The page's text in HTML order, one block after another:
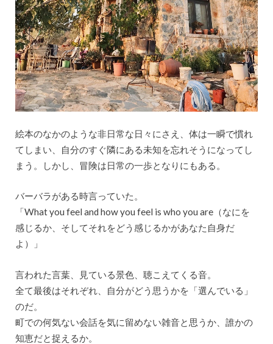
絵本のなかのような非日常な日々にさえ、体は一瞬で慣れ
てしまい、自分のすぐ隣にある未知を忘れそうになってし
まう。しかし、冒険は日常の一歩となりにもある。
バーバラがある時言っていた。
「What you feel and how you feel is who you are（なにを
感じるか、そしてそれをどう感じるかがあなた自身だ
よ）」
言われた言葉、見ている景色、聴こえてくる音。
全て最後はそれぞれ、自分がどう思うかを「選んでいる」
のだ。
町での何気ない会話を気に留めない雑音と思うか、誰かの
知恵だと捉えるか。